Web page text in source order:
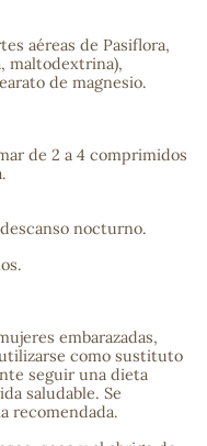
aéreas de Pasiflora,
maltodextrina),
de magnesio.
de 2 a 4 comprimidos
nocturno.
embarazadas,
como sustituto
seguir una dieta
saludable. Se
recomendada.